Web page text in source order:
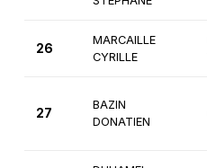
26
MARCAILLE
CYRILLE
27
BAZIN
DONATIEN